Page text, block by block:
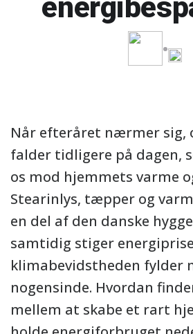
Når efteråret nærmer sig,
falder tidligere på dagen,
os mod hjemmets varme
Stearinlys, tæpper og
en del af den danske
samtidig stiger
klimabevidstheden fylder
nogensinde. Hvordan
mellem at skabe et rart